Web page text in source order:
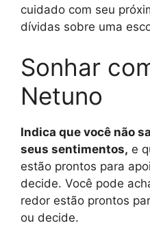
cuidado com seu
dívidas sobre uma
Sonhar
Netuno
Indica que você não
seus sentimentos, e
estão prontos para
decide. Você pode
redor estão prontos
ou decide.